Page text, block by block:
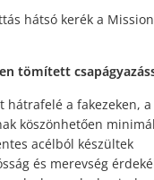
hátsó kerék a
tömített
a fakezeken,
köszönhetően
acélból készültek
és merevség